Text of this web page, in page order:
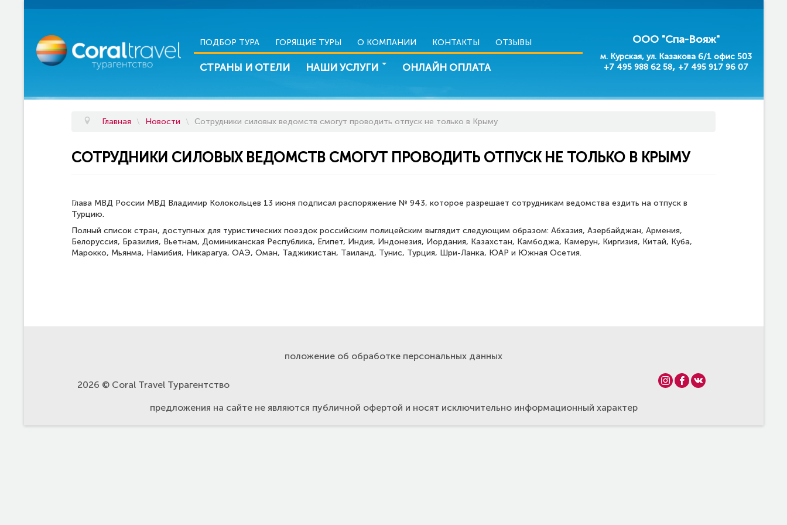
ПОДБОР ТУРА ГОРЯЩИЕ ТУРЫ О КОМПАНИИ КОНТАКТЫ ОТЗЫВЫ
СТРАНЫ И ОТЕЛИ НАШИ УСЛУГИ ОНЛАЙН ОПЛАТА
ООО "Спа-Вояж"
м. Курская, ул. Казакова 6/1 офис 503
+7 495 988 62 58, +7 495 917 96 07
Главная \ Новости \ Сотрудники силовых ведомств смогут проводить отпуск не только в Крыму
СОТРУДНИКИ СИЛОВЫХ ВЕДОМСТВ СМОГУТ ПРОВОДИТЬ ОТПУСК НЕ ТОЛЬКО В КРЫМУ
Глава МВД России МВД Владимир Колокольцев 13 июня подписал распоряжение № 943, которое разрешает сотрудникам ведомства ездить на отпуск в
Турцию.
Полный список стран, доступных для туристических поездок российским полицейским выглядит следующим образом: Абхазия, Азербайджан, Армения,
Белоруссия, Бразилия, Вьетнам, Доминиканская Республика, Египет, Индия, Индонезия, Иордания, Казахстан, Камбоджа, Камерун, Киргизия, Китай, Куба,
Марокко, Мьянма, Намибия, Никарагуа, ОАЭ, Оман, Таджикистан, Таиланд, Тунис, Турция, Шри-Ланка, ЮАР и Южная Осетия.
положение об обработке персональных данных
2026 © Coral Travel Турагентство
предложения на сайте не являются публичной офертой и носят исключительно информационный характер